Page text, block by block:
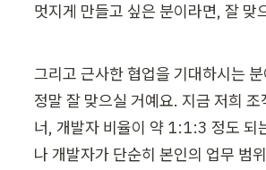
멋지게 만들고 싶은 분이라면, 잘 맞
그리고 근사한 협업을 기대하시는
정말 잘 맞으실 거예요. 지금 저희
너, 개발자 비율이 약 1:1:3 정도 되
나 개발자가 단순히 본인의 업무 범